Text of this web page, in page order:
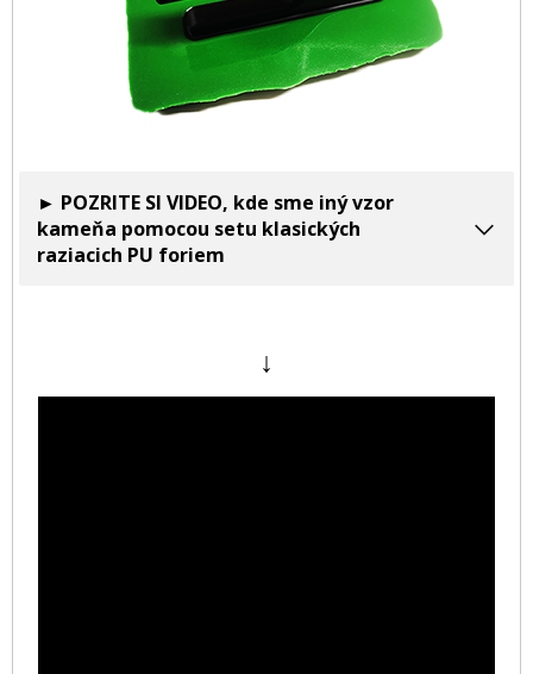
► POZRITE SI VIDEO, kde sme iný vzor
kameňa pomocou setu klasických
raziacich PU foriem
↓